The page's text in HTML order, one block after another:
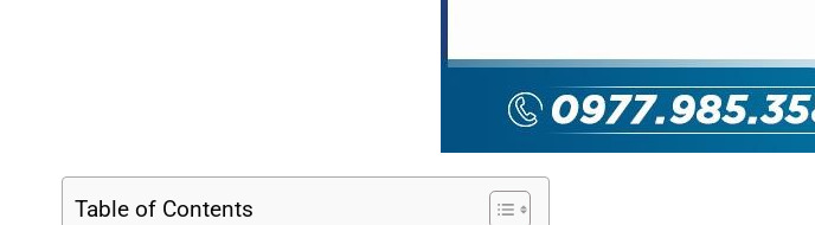
Table of Contents